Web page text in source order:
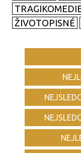
ŽIVOTOPISNÉ